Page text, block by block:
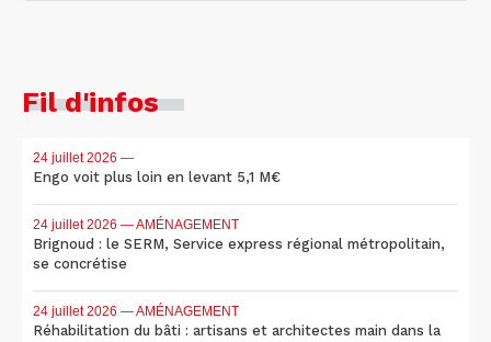
Fil d'infos
24 juillet 2026 —
Engo voit plus loin en levant 5,1 M€
24 juillet 2026 — AMÉNAGEMENT
Brignoud : le SERM, Service express régional métropolitain,
se concrétise
24 juillet 2026 — AMÉNAGEMENT
Réhabilitation du bâti : artisans et architectes main dans la